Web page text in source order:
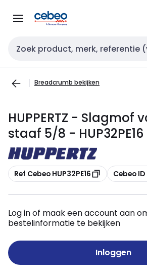
naar
naar
Zoekveld invoer
Breadcrumb bekijken
HUPPERTZ - Slagmof
staaf 5/8 - HUP32PE16
Kopiëren
Ref Cebeo HUP32PE16 Kopiëren
Cebeo
Log in of maak een account aan
bestelinformatie te bekijken
Inloggen